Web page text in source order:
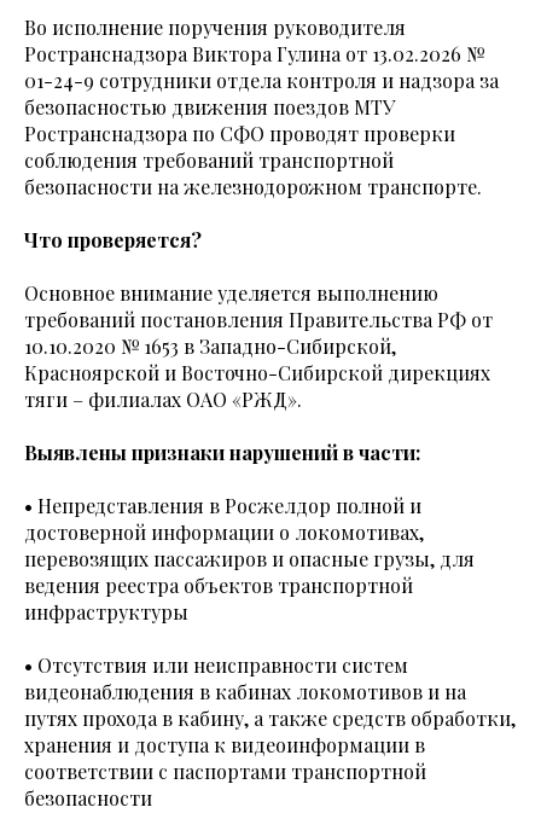
Во исполнение поручения руководителя
Ространснадзора Виктора Гулина от 13.02.2026 №
01-24-9 сотрудники отдела контроля и надзора за
безопасностью движения поездов МТУ
Ространснадзора по СФО проводят проверки
соблюдения требований транспортной
безопасности на железнодорожном транспорте.
Что проверяется?
Основное внимание уделяется выполнению
требований постановления Правительства РФ от
10.10.2020 № 1653 в Западно-Сибирской,
Красноярской и Восточно-Сибирской дирекциях
тяги – филиалах ОАО «РЖД».
Выявлены признаки нарушений в части:
• Непредставления в Росжелдор полной и
достоверной информации о локомотивах,
перевозящих пассажиров и опасные грузы, для
ведения реестра объектов транспортной
инфраструктуры
• Отсутствия или неисправности систем
видеонаблюдения в кабинах локомотивов и на
путях прохода в кабину, а также средств обработки,
хранения и доступа к видеоинформации в
соответствии с паспортами транспортной
безопасности